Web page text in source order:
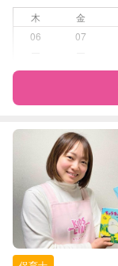
病児対応
定期予約
お子様の撮影
（定期特典）
木 金
06
07
特徴 料金
サポートの特徴
資格